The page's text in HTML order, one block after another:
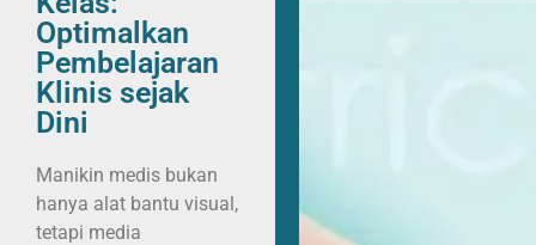
Optimalkan
Pembelajaran
Klinis sejak
Dini
Manikin medis bukan
hanya alat bantu visual,
tetapi media